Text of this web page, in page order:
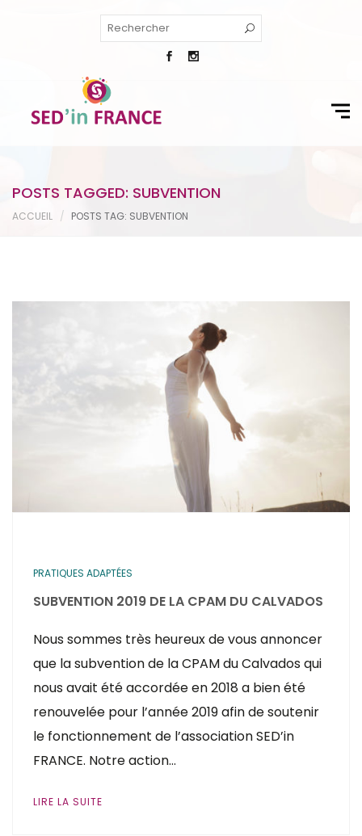
POSTS TAGGED: SUBVENTION
ACCUEIL POSTS TAG: SUBVENTION
PRATIQUES ADAPTÉES
SUBVENTION 2019 DE LA CPAM DU CALVADOS
Nous sommes très heureux de vous annoncer
que la subvention de la CPAM du Calvados qui
nous avait été accordée en 2018 a bien été
renouvelée pour l’année 2019 afin de soutenir
le fonctionnement de l’association SED’in
FRANCE. Notre action…
LIRE LA SUITE